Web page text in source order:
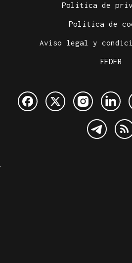
Política de
Política de
Aviso legal y
FEDER